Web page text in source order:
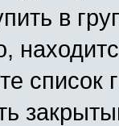
в
список